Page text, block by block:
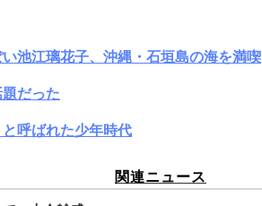
池江璃花子、沖縄・石垣島の海を満喫
だった
呼ばれた少年時代
関連ニュース